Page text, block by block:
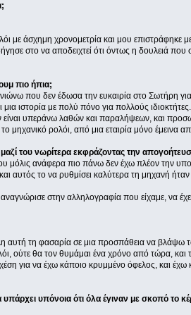
με άσχημη χρονομετρία και μου επιστράφηκε
στο να αποδειχτεί ότι όντως η δουλειά που
πιο ήπια;
που δεν έδωσα την ευκαιρία στο Σωτήρη για
ιστορία με πολύ πόνο για πολλούς ιδιοκτήτες.
είναι υπεράνω λαθών και παραλήψεων, και
μηχανικό ρολόι, από μια εταιρία μόνο
του νωρίτερα εκφράζοντας την
μόλις ανάφερα πιο πάνω δεν έχω πλέον την
αυτός το να ρυθμίσει καλύτερα τη μηχανή
στην αλληλογραφία που είχαμε, να
αυτή τη φασαρία σε μια προσπάθεια να βλάψω
ούτε θα τον θυμάμαι ένα χρόνο από τώρα, και
για να έχω κάποιο κρυμμένο όφελος, και
υπόνοια ότι όλα έγιναν με σκοπό το